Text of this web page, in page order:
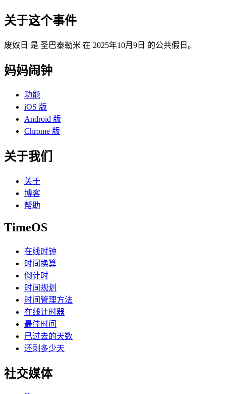
关于这个事件
废奴日 是 圣巴泰勒米 在 2025年10月9日 的公共假日。
妈妈闹钟
功能
iOS 版
Android 版
Chrome 版
关于我们
关于
博客
帮助
TimeOS
在线时钟
时间换算
倒计时
时间规划
时间管理方法
在线计时器
最佳时间
已过去的天数
还剩多少天
社交媒体